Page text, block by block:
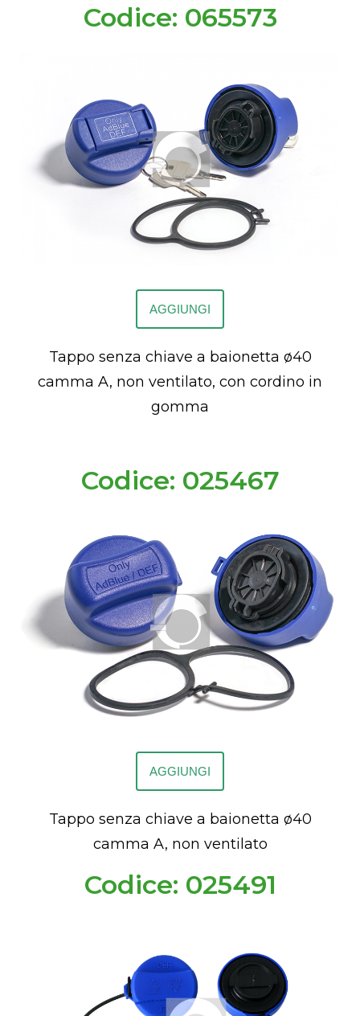
Codice: 065573
AGGIUNGI
Tappo senza chiave a baionetta ø40
camma A, non ventilato, con cordino in
gomma
Codice: 025467
AGGIUNGI
Tappo senza chiave a baionetta ø40
camma A, non ventilato
Codice: 025491